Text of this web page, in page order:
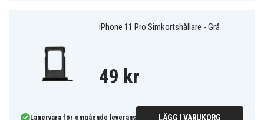
iPhone 11 Pro Simkortshållare - Grå
49 kr
Lagervara för omgående leverans LÄGG I VARUKORG